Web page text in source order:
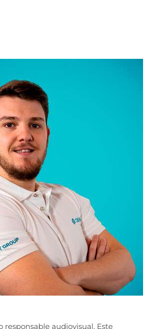
responsable audiovisual. Este